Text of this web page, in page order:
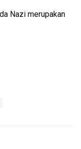
Nazi merupakan